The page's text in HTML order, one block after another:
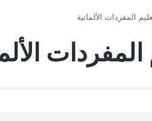
المفردات الألمانية
المفردات